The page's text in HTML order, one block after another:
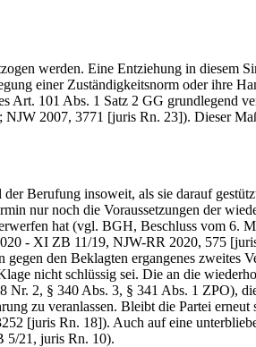
werden. Eine Entziehung in diesem
einer Zuständigkeitsnorm oder ihre
Art. 101 Abs. 1 Satz 2 GG grundlegend
2007, 3771 [juris Rn. 23]). Dieser
insoweit, als sie darauf
nur noch die Voraussetzungen der
hat (vgl. BGH, Beschluss vom
- XI ZB 11/19, NJW-RR 2020, 575
den Beklagten ergangenes zweites
nicht schlüssig sei. Die an die
2, § 340 Abs. 3, § 341 Abs. 1 ZPO),
zu veranlassen. Bleibt die Partei
[juris Rn. 18]). Auch auf eine
5/21, juris Rn. 10).